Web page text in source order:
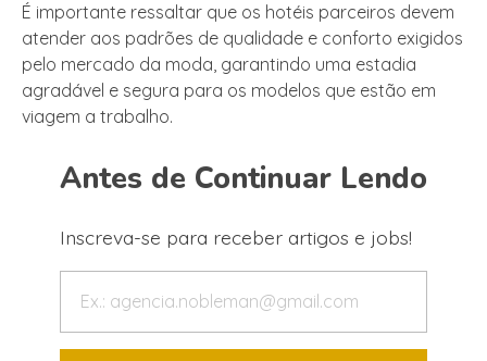
É importante ressaltar que os hotéis parceiros devem
atender aos padrões de qualidade e conforto exigidos
pelo mercado da moda, garantindo uma estadia
agradável e segura para os modelos que estão em
viagem a trabalho.
Antes de Continuar Lendo
Inscreva-se para receber artigos e jobs!